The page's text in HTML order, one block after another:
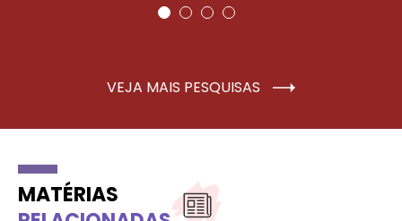
VEJA MAIS PESQUISAS
MATÉRIAS